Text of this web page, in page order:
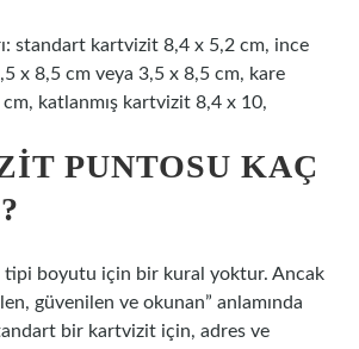
standart kartvizit 8,4 x 5,2 cm, ince
x 8,5 cm veya 3,5 x 8,5 cm, kare
katlanmış kartvizit 8,4 x 10,
PUNTOSU KAÇ
tipi boyutu için bir kural yoktur. Ancak
güvenilen ve okunan” anlamında
bir kartvizit için, adres ve